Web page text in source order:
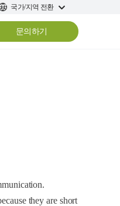
국가/지역 전환
문의하기
they are short